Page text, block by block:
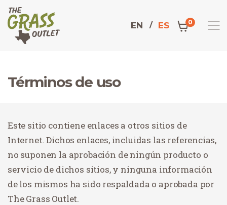
EN ES 0
Domicilio
Términos de uso
Este sitio contiene enlaces a otros sitios de
Internet. Dichos enlaces, incluidas las referencias,
no suponen la aprobación de ningún producto o
servicio de dichos sitios, y ninguna información
de los mismos ha sido respaldada o aprobada por
The Grass Outlet.